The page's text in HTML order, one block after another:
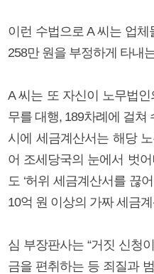
이런 수법으로 A 씨는 업
258만 원을 부정하게 타내
A 씨는 또 자신이 노무법
무를 대행, 189차례에 걸쳐
시에 세금계산서는 해당
어 조세당국의 눈에서 벗
도 ‘허위 세금계산서를 끊
10억 원 이상의 가짜 세금
심 부장판사는 “거짓 신청
금을 편취하는 등 죄질과